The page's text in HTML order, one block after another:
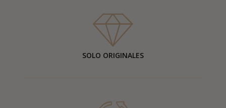
SOLO ORIGINALES